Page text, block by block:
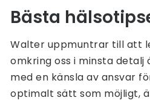
Bästa
Walter uppmuntrar till att
omkring oss i minsta
med en känsla av ansvar
optimalt sätt som möjligt,